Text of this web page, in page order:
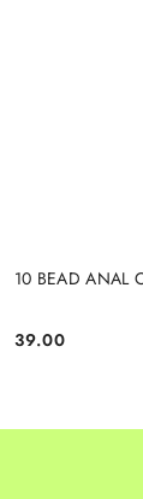
10 BEAD ANAL
Cena:
39.00